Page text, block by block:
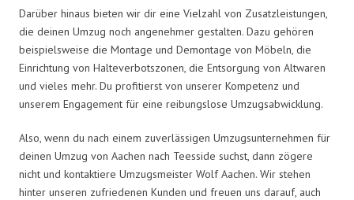
Darüber hinaus bieten wir dir eine Vielzahl von Zusatzleistungen,
die deinen Umzug noch angenehmer gestalten. Dazu gehören
beispielsweise die Montage und Demontage von Möbeln, die
Einrichtung von Halteverbotszonen, die Entsorgung von Altwaren
und vieles mehr. Du profitierst von unserer Kompetenz und
unserem Engagement für eine reibungslose Umzugsabwicklung.
Also, wenn du nach einem zuverlässigen Umzugsunternehmen für
deinen Umzug von Aachen nach Teesside suchst, dann zögere
nicht und kontaktiere Umzugsmeister Wolf Aachen. Wir stehen
hinter unseren zufriedenen Kunden und freuen uns darauf, auch